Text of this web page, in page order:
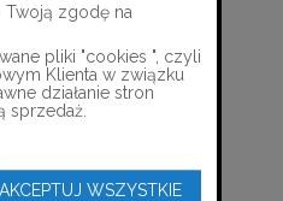
zgodę na
pliki "cookies ", czyli
Klienta w związku
działanie stron
sprzedaż.
AKCEPTUJ WSZYSTKIE